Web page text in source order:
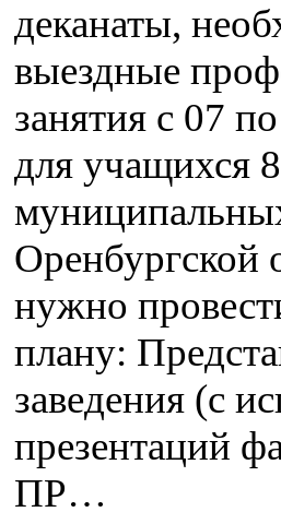
деканаты,
выездные
занятия с 07
для учащихся
Оренбургской
нужно
плану:
заведения (с
презентаций
ПР…